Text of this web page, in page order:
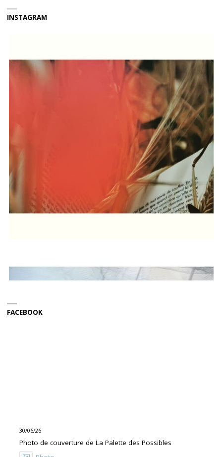
INSTAGRAM
FACEBOOK
30/06/26
Photo de couverture de La Palette des Possibles